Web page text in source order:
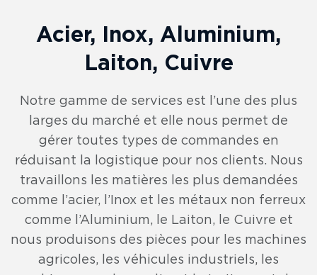
Acier, Inox, Aluminium,
Laiton, Cuivre
Notre gamme de services est l’une des plus
larges du marché et elle nous permet de
gérer toutes types de commandes en
réduisant la logistique pour nos clients. Nous
travaillons les matières les plus demandées
comme l’acier, l’Inox et les métaux non ferreux
comme l’Aluminium, le Laiton, le Cuivre et
nous produisons des pièces pour les machines
agricoles, les véhicules industriels, les